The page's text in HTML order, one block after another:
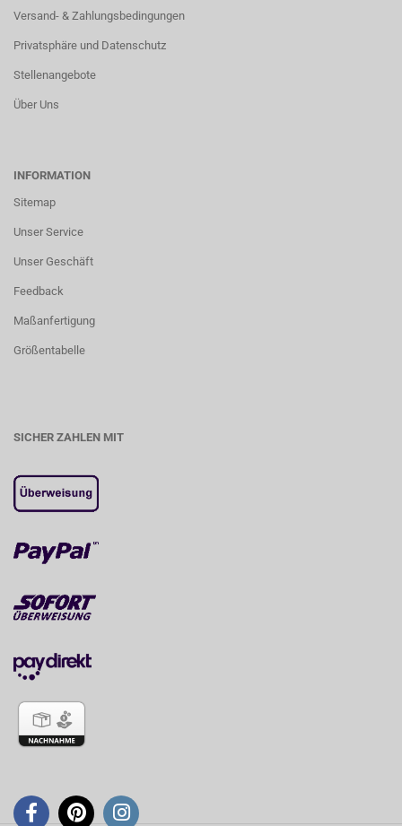
Versand- & Zahlungsbedingungen
Privatsphäre und Datenschutz
Stellenangebote
Über Uns
INFORMATION
Sitemap
Unser Service
Unser Geschäft
Feedback
Maßanfertigung
Größentabelle
SICHER ZAHLEN MIT